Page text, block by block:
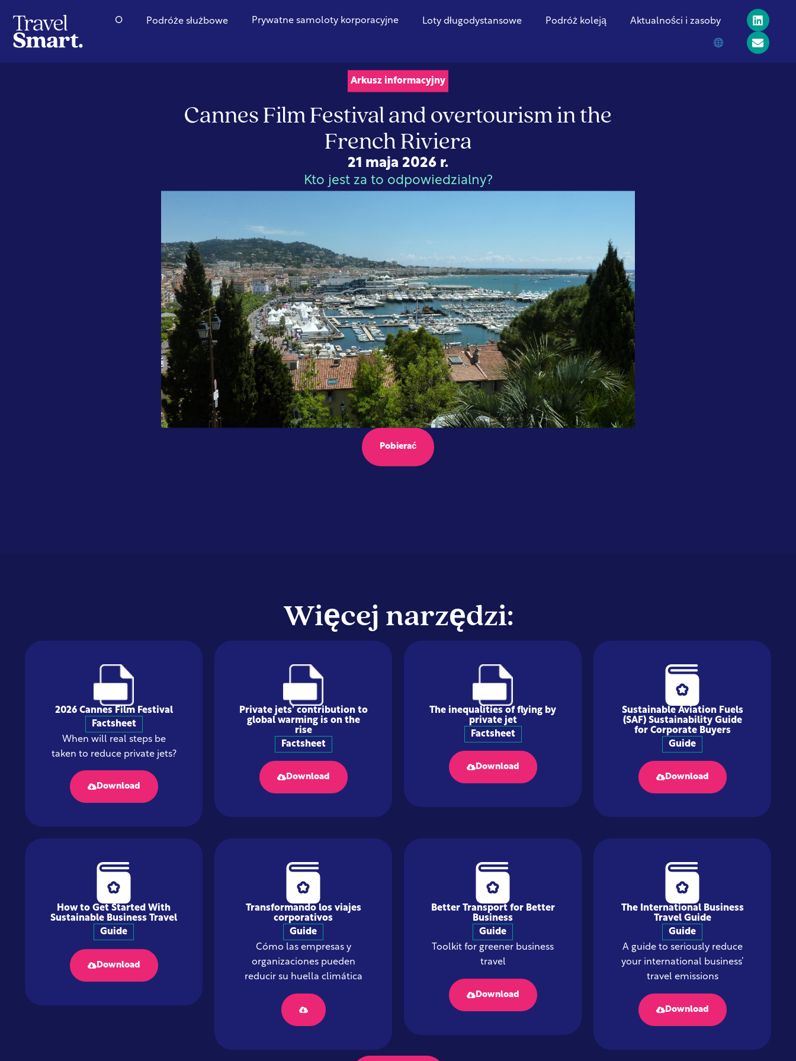
O Podróże służbowe Prywatne samoloty korporacyjne Loty długodystansowe Podróż koleją Aktualności i zasoby
Arkusz informacyjny
Cannes Film Festival and overtourism in the
French Riviera
21 maja 2026 r.
Kto jest za to odpowiedzialny?
Pobierać
Więcej narzędzi:
2026 Cannes Film Festival
Factsheet
When will real steps be
taken to reduce private jets?
Download
Private jets’ contribution to
global warming is on the
rise
Factsheet
Download
The inequalities of flying by
private jet
Factsheet
Download
Sustainable Aviation Fuels
(SAF) Sustainability Guide
for Corporate Buyers
Guide
Download
How to Get Started With
Sustainable Business Travel
Guide
Download
Transformando los viajes
corporativos
Guide
Cómo las empresas y
organizaciones pueden
reducir su huella climática
Better Transport for Better
Business
Guide
Toolkit for greener business
travel
Download
The International Business
Travel Guide
Guide
A guide to seriously reduce
your international business’
travel emissions
Download